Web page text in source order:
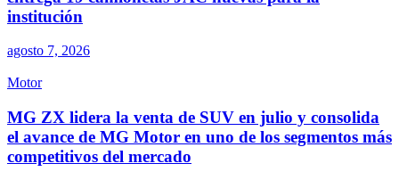
institución
agosto 7, 2026
Motor
MG ZX lidera la venta de SUV en julio y consolida
el avance de MG Motor en uno de los segmentos más
competitivos del mercado